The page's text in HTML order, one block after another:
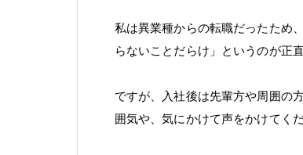
私は異業種からの転職だったため
らないことだらけ」というのが正
ですが、入社後は先輩方や周囲の
囲気や、気にかけて声をかけてく